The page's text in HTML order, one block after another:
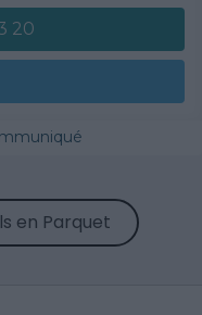
20
en Parquet